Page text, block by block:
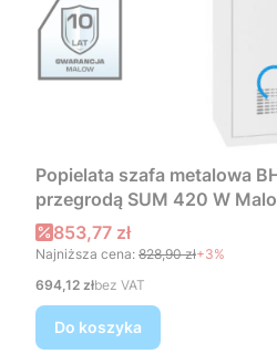
Popielata szafa metalowa
przegrodą SUM 420 W
darmowa dostawa
Cena promocyjna
853,77 zł
Najniższa cena: 828,90 zł+3%
Cena
694,12 złbez VAT
Do koszyka